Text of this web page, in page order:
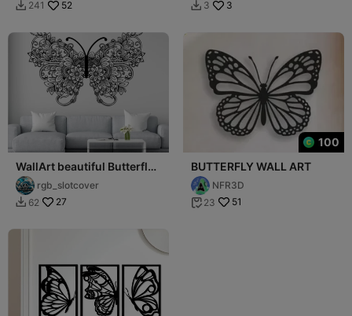
 241 52  3 3
WallArt beautiful Butterfly
001 rgb_slotcover
 62 27
100
BUTTERFLY WALL ART
NFR3D
 23 51